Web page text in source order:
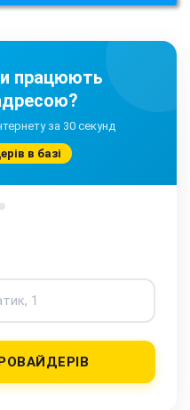
працюють
за 30 секунд
в базі